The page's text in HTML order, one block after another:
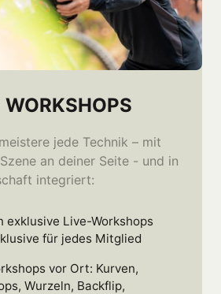
jede Technik – mit
an deiner Seite - und in
integriert:
exklusive Live-Workshops
für jedes Mitglied
vor Ort: Kurven,
Wurzeln, Backflip,